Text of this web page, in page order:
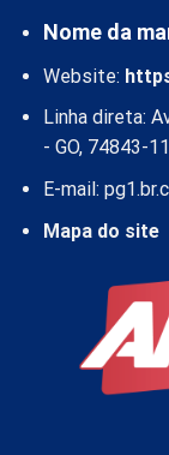
Nome da
Website:
Linha direta:
- GO, 74843-
E-mail:
Mapa do site